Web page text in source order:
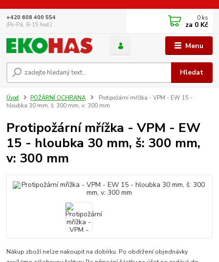
Menu
Hledat
+420 608 400 554
(Po-Pá, 8-15 hod.)
0 ks
za 0 Kč
Úvod POŽÁRNÍ OCHRANA
Protipožární mřížka - VPM - EW 15 -
hloubka 30 mm, š: 300 mm, v: 300 mm
Protipožární mřížka - VPM - EW
15 - hloubka 30 mm, š: 300 mm,
v: 300 mm
Nákup zboží nelze nakoupit na dobírku. Po obdržení objednávky